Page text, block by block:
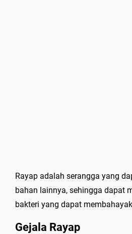
Rayap adalah serangga yang
bahan lainnya, sehingga dapat
bakteri yang dapat
Gejala Rayap